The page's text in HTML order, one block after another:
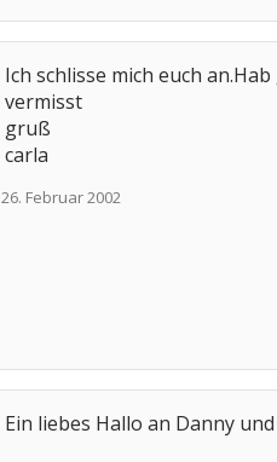
Ich schlisse mich euch
vermisst
gruß
carla
26. Februar 2002
Ein liebes Hallo an Danny